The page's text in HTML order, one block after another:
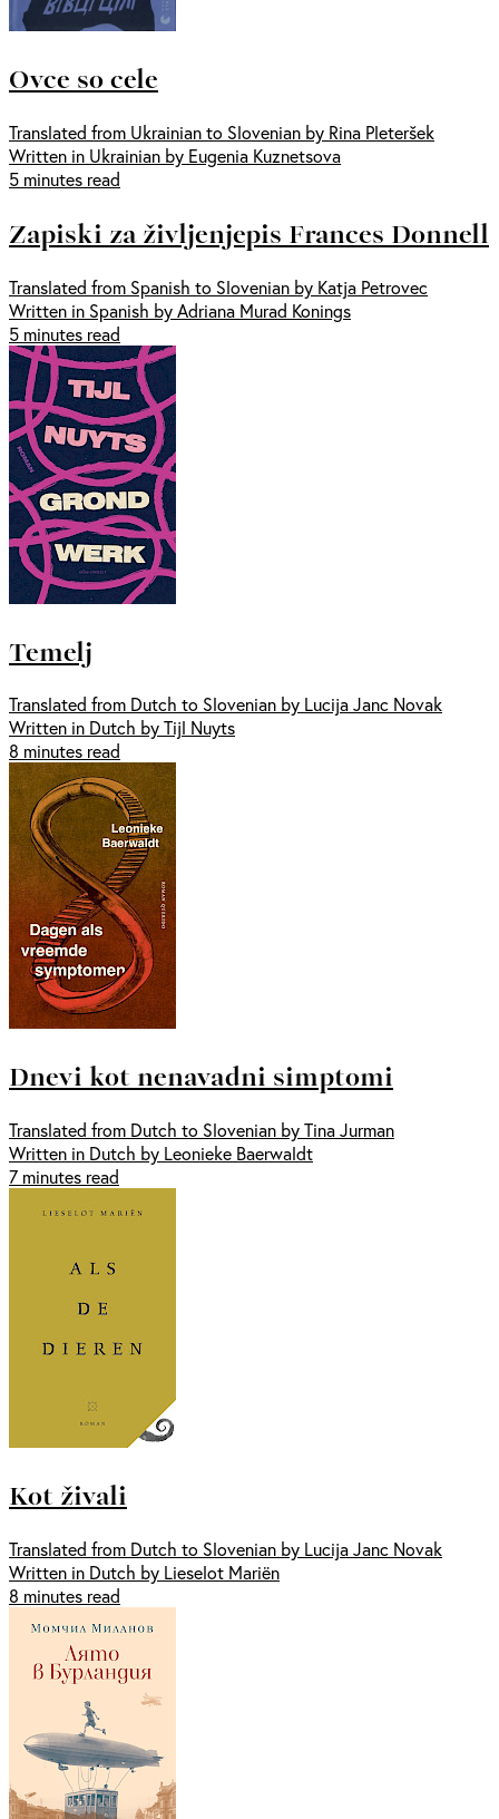
Ovce so cele
Translated from Ukrainian to Slovenian by Rina Pleteršek
Written in Ukrainian by Eugenia Kuznetsova
5 minutes read
Zapiski za življenjepis Frances Donnell
Translated from Spanish to Slovenian by Katja Petrovec
Written in Spanish by Adriana Murad Konings
5 minutes read
Temelj
Translated from Dutch to Slovenian by Lucija Janc Novak
Written in Dutch by Tijl Nuyts
8 minutes read
Dnevi kot nenavadni simptomi
Translated from Dutch to Slovenian by Tina Jurman
Written in Dutch by Leonieke Baerwaldt
7 minutes read
Kot živali
Translated from Dutch to Slovenian by Lucija Janc Novak
Written in Dutch by Lieselot Mariën
8 minutes read